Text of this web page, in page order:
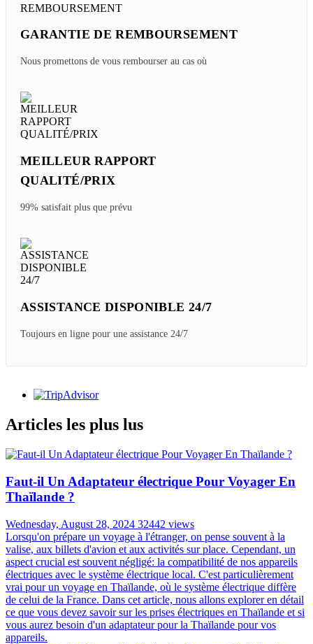
GARANTIE DE REMBOURSEMENT
Nous promettons de vous rembourser au cas où
MEILLEUR RAPPORT
QUALITÉ/PRIX
99% satisfait plus que prévu
ASSISTANCE DISPONIBLE 24/7
Toujours en ligne pour une assistance 24/7
Articles les plus lus
Faut-il Un Adaptateur électrique Pour Voyager En
Thaïlande ?
Wednesday, August 28, 2024 32442 views
Lorsqu'on prépare un voyage à l'étranger, on pense souvent à la
valise, aux billets d'avion et aux activités sur place. Cependant, un
aspect crucial est souvent négligé: la compatibilité de nos appareils
électriques avec le système électrique local. C'est particulièrement
vrai pour un voyage en Thaïlande, où le système électrique diffère
de celui de la France. Dans cet article, nous allons explorer en détail
ce que vous devez savoir sur les prises électriques en Thaïlande et si
vous aurez besoin d'un adaptateur pour la Thaïlande pour vos
appareils.